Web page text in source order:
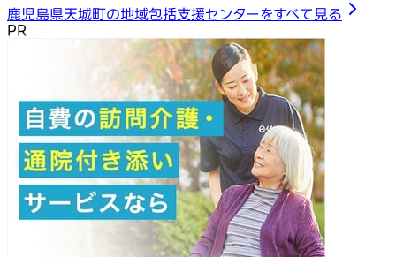
鹿児島県天城町の地域包括支援センターをすべて見る
PR